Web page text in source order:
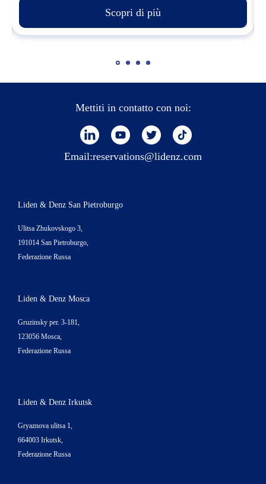
Scopri di più
Mettiti in contatto con noi:
Email:reservations@lidenz.com
Liden & Denz San Pietroburgo
Ulitsa Zhukovskogo 3,
191014 San Pietroburgo,
Federazione Russa
Liden & Denz Mosca
Gruzinsky per. 3-181,
123056 Mosca,
Federazione Russa
Liden & Denz Irkutsk
Gryaznova ulitsa 1,
664003 Irkutsk,
Federazione Russa